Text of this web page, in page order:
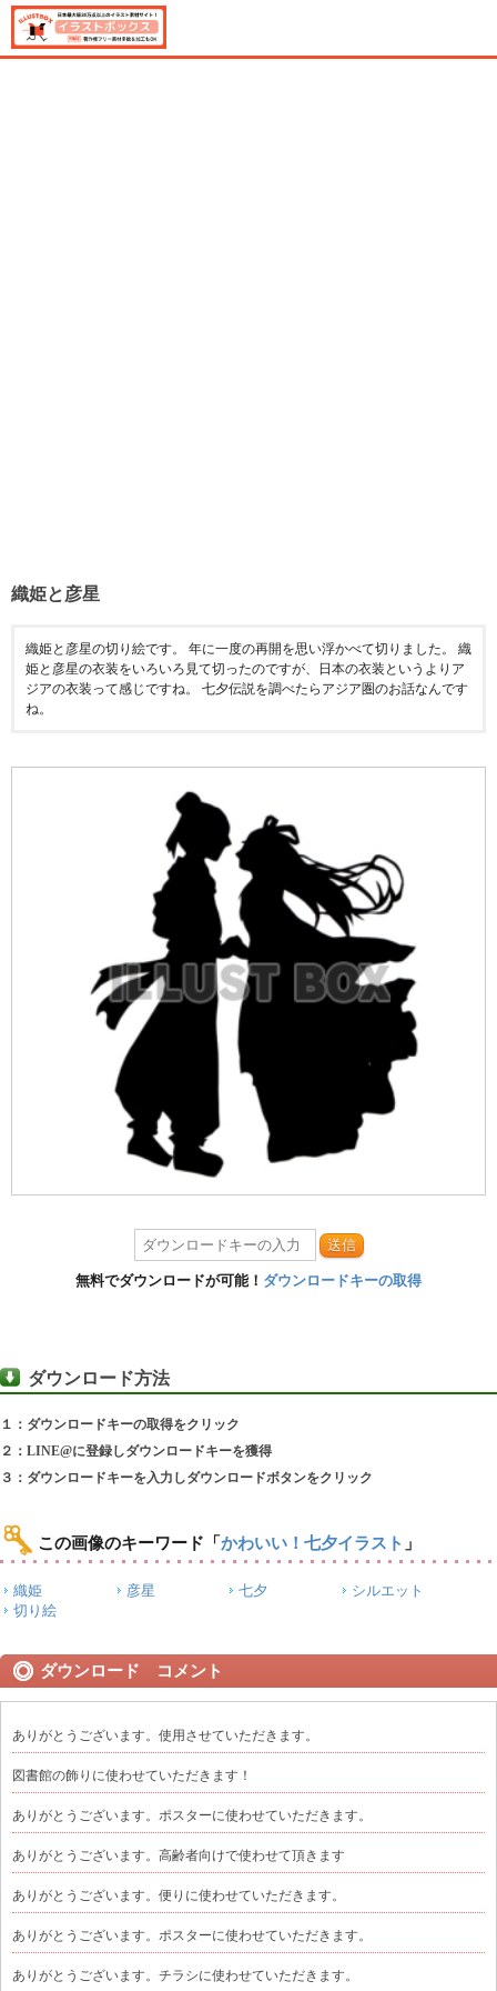
織姫と彦星
織姫と彦星の切り絵です。 年に一度の再開を思い浮かべて切りました。 織
姫と彦星の衣装をいろいろ見て切ったのですが、日本の衣装というよりア
ジアの衣装って感じですね。 七夕伝説を調べたらアジア圏のお話なんです
ね。
送信
無料でダウンロードが可能！ ダウンロードキーの取得
ダウンロード方法
１：ダウンロードキーの取得をクリック
２：LINE@に登録しダウンロードキーを獲得
３：ダウンロードキーを入力しダウンロードボタンをクリック
この画像のキーワード 「 かわいい！七夕イラスト 」
織姫 彦星 七夕
シルエット
切り絵
ダウンロード コメント
ありがとうございます。使用させていただきます。
図書館の飾りに使わせていただきます！
ありがとうございます。ポスターに使わせていただきます。
ありがとうございます。高齢者向けで使わせて頂きます
ありがとうございます。便りに使わせていただきます。
ありがとうございます。ポスターに使わせていただきます。
ありがとうございます。チラシに使わせていただきます。